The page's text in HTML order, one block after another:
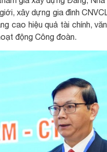
xây dựng gia đình
cao hiệu quả tài chính,
động Công đoàn.